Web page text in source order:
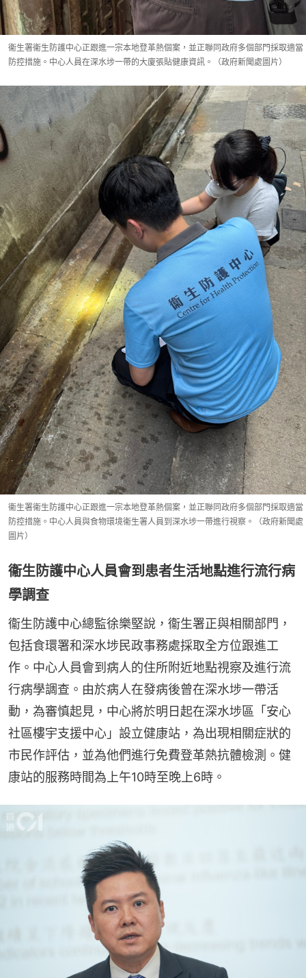
衞生署衞生防護中心正跟進一宗本地登革熱個案，並正聯同政府多個部門採取適當
防控措施。中心人員在深水埗一帶的大廈張貼健康資訊。（政府新聞處圖片）
衞生署衞生防護中心正跟進一宗本地登革熱個案，並正聯同政府多個部門採取適當
防控措施。中心人員與食物環境衞生署人員到深水埗一帶進行視察。（政府新聞處
圖片）
衞生防護中心人員會到患者生活地點進行流行病
學調查
衞生防護中心總監徐樂堅說，衞生署正與相關部門，
包括食環署和深水埗民政事務處採取全方位跟進工
作。中心人員會到病人的住所附近地點視察及進行流
行病學調查。由於病人在發病後曾在深水埗一帶活
動，為審慎起見，中心將於明日起在深水埗區「安心
社區樓宇支援中心」設立健康站，為出現相關症狀的
市民作評估，並為他們進行免費登革熱抗體檢測。健
康站的服務時間為上午10時至晚上6時。